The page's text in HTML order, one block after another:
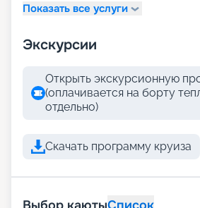
Показать все услуги
Экскурсии
Открыть экскурсионную
(оплачивается на борту
отдельно)
Скачать программу круиза